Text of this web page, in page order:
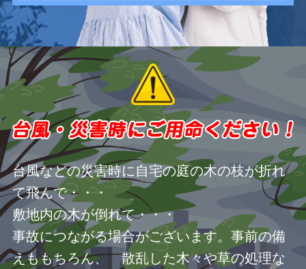
台風などの災害時に自宅の庭の木の枝が折れ
て飛んで・・・
敷地内の木が倒れて・・・
事故につながる場合がございます。事前の備
えももちろん、 散乱した木々や草の処理な